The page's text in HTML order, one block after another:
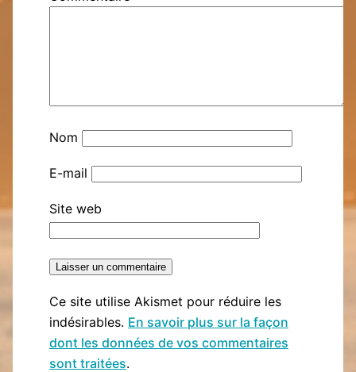
Nom
E-mail
Site web
Ce site utilise Akismet pour réduire les
indésirables. En savoir plus sur la façon
dont les données de vos commentaires
sont traitées.